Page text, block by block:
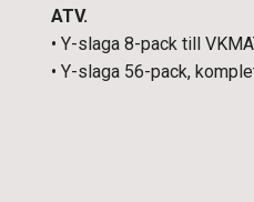
ATV.
• Y-slaga 8-pack till
• Y-slaga 56-pack,